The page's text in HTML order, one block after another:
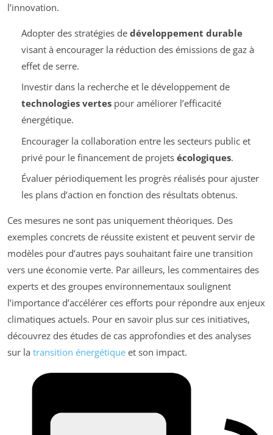
l’innovation.
Adopter des stratégies de développement durable
visant à encourager la réduction des émissions de gaz à
effet de serre.
Investir dans la recherche et le développement de
technologies vertespour améliorer l’efficacité
énergétique.
Encourager la collaboration entre les secteurs public et
privé pour le financement de projets écologiques.
Évaluer périodiquement les progrès réalisés pour ajuster
les plans d’action en fonction des résultats obtenus.
Ces mesures ne sont pas uniquement théoriques. Des
exemples concrets de réussite existent et peuvent servir de
modèles pour d’autres pays souhaitant faire une transition
vers une économie verte. Par ailleurs, les commentaires des
experts et des groupes environnementaux soulignent
l’importance d’accélérer ces efforts pour répondre aux enjeux
climatiques actuels. Pour en savoir plus sur ces initiatives,
découvrez des études de cas approfondies et des analyses
sur la transition énergétique et son impact.